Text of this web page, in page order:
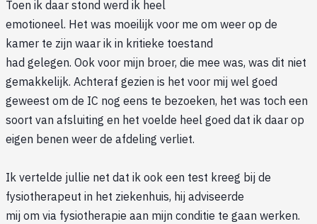
Toen ik daar stond werd ik heel
emotioneel. Het was moeilijk voor me om weer op de
kamer te zijn waar ik in kritieke toestand
had gelegen. Ook voor mijn broer, die mee was, was dit niet
gemakkelijk. Achteraf gezien is het voor mij wel goed
geweest om de IC nog eens te bezoeken, het was toch een
soort van afsluiting en het voelde heel goed dat ik daar op
eigen benen weer de afdeling verliet.
Ik vertelde jullie net dat ik ook een test kreeg bij de
fysiotherapeut in het ziekenhuis, hij adviseerde
mij om via fysiotherapie aan mijn conditie te gaan werken.